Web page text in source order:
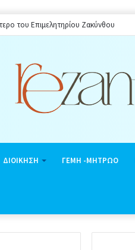
του Επιμελητηρίου Ζακύνθου
ΔΙΟΙΚΗΣΗ ΓΕΜΗ -ΜΗΤΡΩΟ